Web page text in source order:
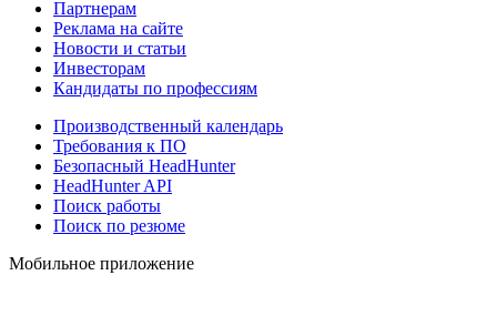
Партнерам
Реклама на сайте
Новости и статьи
Инвесторам
Кандидаты по профессиям
Производственный календарь
Требования к ПО
Безопасный HeadHunter
HeadHunter API
Поиск работы
Поиск по резюме
Мобильное приложение